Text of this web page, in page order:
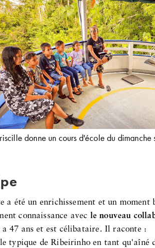
donne un cours d'école du dimanche
a été un enrichissement et un moment
connaissance avec le nouveau
a 47 ans et est célibataire. Il raconte :
typique de Ribeirinho en tant qu'aîné